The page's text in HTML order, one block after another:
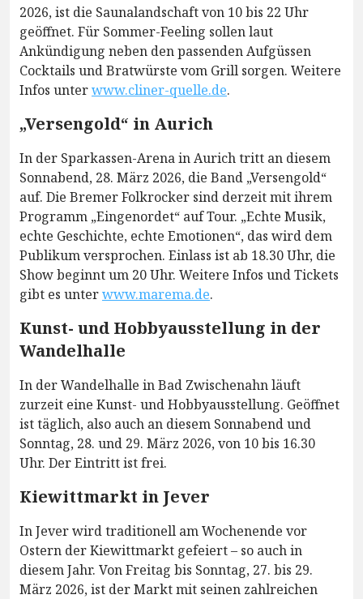
2026, ist die Saunalandschaft von 10 bis 22 Uhr
geöffnet. Für Sommer-Feeling sollen laut
Ankündigung neben den passenden Aufgüssen
Cocktails und Bratwürste vom Grill sorgen. Weitere
Infos unterwww.cliner-quelle.de.
„Versengold“ in Aurich
In der Sparkassen-Arena in Aurich tritt an diesem
Sonnabend, 28. März 2026, die Band „Versengold“
auf. Die Bremer Folkrocker sind derzeit mit ihrem
Programm „Eingenordet“ auf Tour. „Echte Musik,
echte Geschichte, echte Emotionen“, das wird dem
Publikum versprochen. Einlass ist ab 18.30 Uhr, die
Show beginnt um 20 Uhr. Weitere Infos und Tickets
gibt es unterwww.marema.de.
Kunst- und Hobbyausstellung in der
Wandelhalle
In der Wandelhalle in Bad Zwischenahn läuft
zurzeit eine Kunst- und Hobbyausstellung. Geöffnet
ist täglich, also auch an diesem Sonnabend und
Sonntag, 28. und 29. März 2026, von 10 bis 16.30
Uhr. Der Eintritt ist frei.
Kiewittmarkt in Jever
In Jever wird traditionell am Wochenende vor
Ostern der Kiewittmarkt gefeiert – so auch in
diesem Jahr. Von Freitag bis Sonntag, 27. bis 29.
März 2026, ist der Markt mit seinen zahlreichen